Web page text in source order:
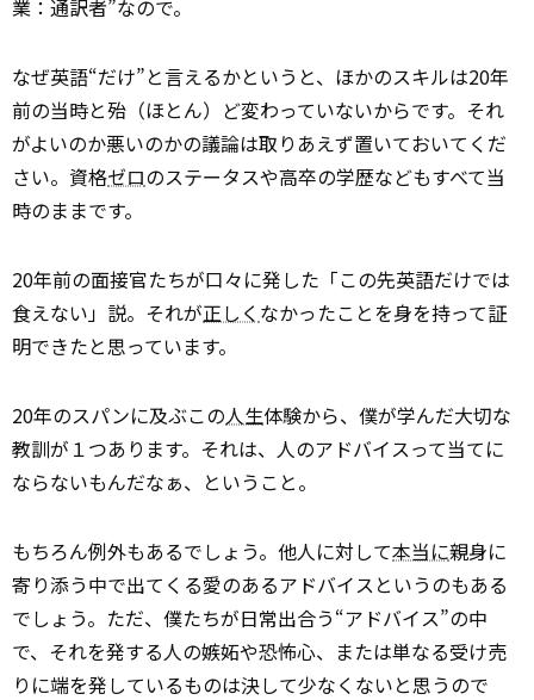
業：通訳者”なので。
なぜ英語“だけ”と言えるかというと、ほかのスキルは20年
前の当時と殆（ほとん）ど変わっていないからです。それ
がよいのか悪いのかの議論は取りあえず置いておいてくだ
さい。資格ゼロのステータスや高卒の学歴などもすべて当
時のままです。
20年前の面接官たちが口々に発した「この先英語だけでは
食えない」説。それが正しく なかったことを身を持って証
明できたと思っています。
20年のスパンに及ぶこの人生体験から、僕が学んだ大切な
教訓が１つあります。それは、人のアドバイスって当てに
ならないもんだなぁ、ということ。
もちろん例外もあるでしょう。他人に対して本当に親身に
寄り添う中で出てくる愛のあるアドバイスというのもある
でしょう。ただ、僕たちが日常出合う“アドバイス”の中
で、それを発する人の嫉妬や恐怖心、または単なる受け売
りに端を発しているものは決して少なくないと思うので